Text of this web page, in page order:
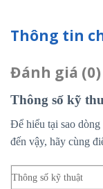
Thông tin
Đánh giá (0)
Thông số kỹ
Để hiểu tại sao
đến vậy, hãy cùng
Thông số kỹ thuật